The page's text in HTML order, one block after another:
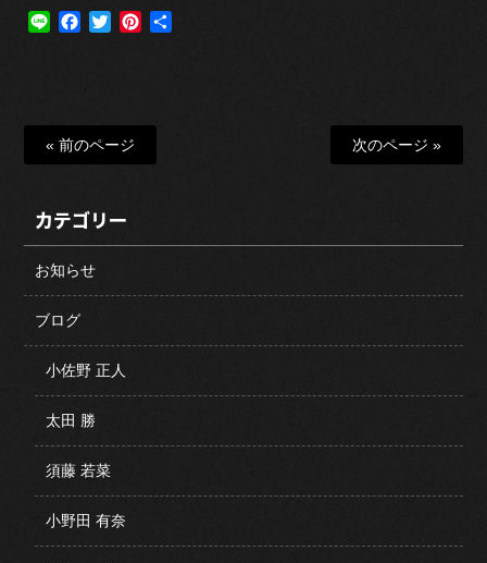
Line Facebook
TwitterPinterest
« 前のページ 次のページ »
カテゴリー
お知らせ
ブログ
小佐野 正人
太田 勝
須藤 若菜
小野田 有奈